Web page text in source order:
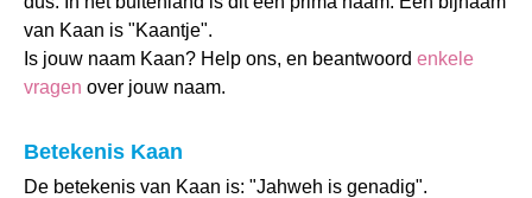
van Kaan is "Kaantje".
Is jouw naam Kaan? Help ons, en beantwoord enkele
vragen over jouw naam.
Betekenis Kaan
De betekenis van Kaan is: "Jahweh is genadig".